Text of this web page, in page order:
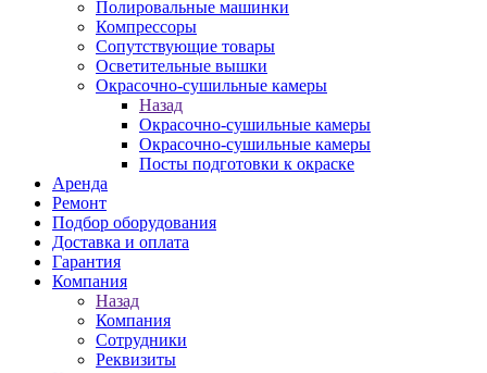
Полировальные машинки
Компрессоры
Сопутствующие товары
Осветительные вышки
Окрасочно-сушильные камеры
Назад
Окрасочно-сушильные камеры
Окрасочно-сушильные камеры
Посты подготовки к окраске
Аренда
Ремонт
Подбор оборудования
Доставка и оплата
Гарантия
Компания
Назад
Компания
Сотрудники
Реквизиты